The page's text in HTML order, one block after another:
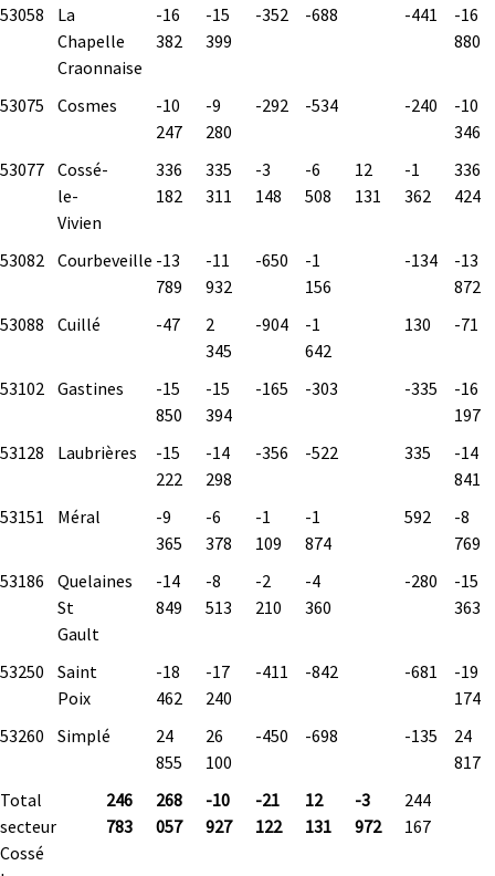
53058
La
Chapelle
Craonnaise
-16
382
-15
399
-352 -688 -441
-16
880
53075 Cosmes
-10
247
-9
280
-292 -534 -240
-10
346
53077 Cossé-
le-
Vivien
336
182
335
311
-3
148
-6
508
12
131
-1
362
336
424
53082 Courbeveille -13
789
-11
932
-650
-1
156
-134
-13
872
53088
Cuillé -47
2
345
-904
-1
642
130 -71
53102 Gastines
-15
850
-15
394
-165 -303 -335
-16
197
53128
Laubrières
-15
222
-14
298
-356 -522 335
-14
841
53151
Méral
-9
365
-6
378
-1
109
-1
874
592
-8
769
53186
Quelaines
St
Gault
-14
849
-8
513
-2
210
-4
360
-280
-15
363
53250
Saint
Poix
-18
462
-17
240
-411 -842 -681
-19
174
53260
Simplé
24
855
26
100
-450 -698 -135
24
817
Total
secteur
Cossé
246
783
268
057
-10
927
-21
122
12
131
-3
972
244
167